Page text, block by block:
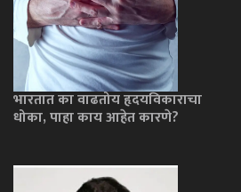
भारतात का वाढतोय हृदयविकाराचा
धोका, पाहा काय आहेत कारणे?